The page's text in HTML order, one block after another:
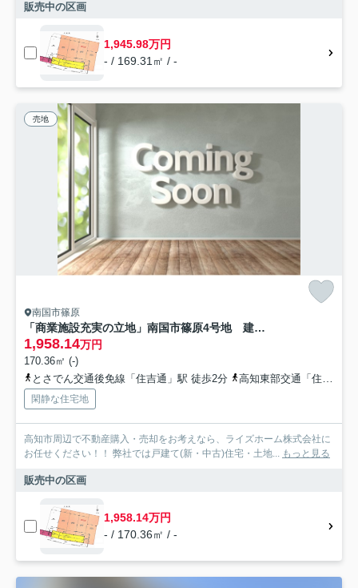
販売中の区画
1,945.98万円
- / 169.31㎡ / -
売地
南国市篠原
「商業施設充実の立地」南国市篠原4号地 建築条件なし売土地
1,958.14万円
170.36㎡ (-)
とさでん交通後免線「住吉通」駅 徒歩2分
高知東部交通「住吉通（バス）」バス停下車 徒歩1分
閑静な住宅地
高知市周辺で不動産購入・売却をお考えなら、ライズホーム株式会社に
お任せください！！ 弊社では戸建て(新・中古)住宅・土地... もっと見る
販売中の区画
1,958.14万円
- / 170.36㎡ / -